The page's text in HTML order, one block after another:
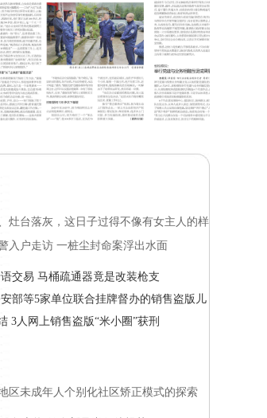
灶台落灰，这日子过得不像有女主人的样
户走访 一桩尘封命案浮出水面
交易 马桶疏通器竟是改装枪支
部等5家单位联合挂牌督办的销售盗版儿
3人网上销售盗版“米小圈”获刑
区未成年人个别化社区矫正模式的探索